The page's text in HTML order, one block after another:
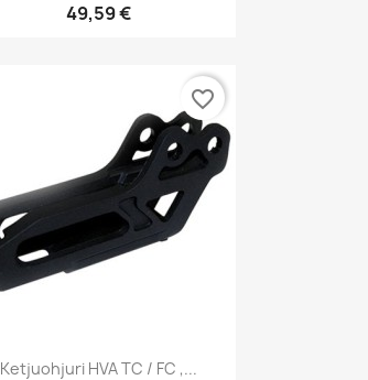
49,59 €
Pikakatselu
Ketjuohjuri HVA TC / FC ,...
favorite_border